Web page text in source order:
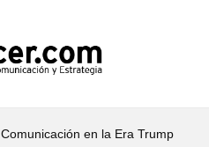
Comunicación en la Era Trump